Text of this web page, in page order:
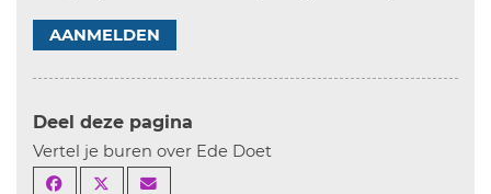
AANMELDEN
Deel deze pagina
Vertel je buren over Ede Doet